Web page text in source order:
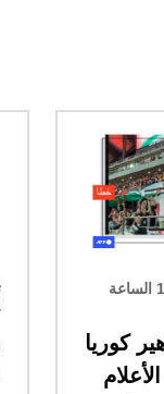
تاريخ النشر 17/06/2026 الساعة
كوريا